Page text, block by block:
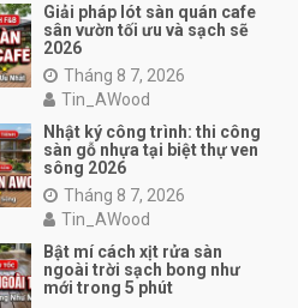
Giải pháp lót sàn quán cafe
sân vườn tối ưu và sạch sẽ
2026
Tháng 8 7, 2026
Tin_AWood
Nhật ký công trình: thi công
sàn gỗ nhựa tại biệt thự ven
sông 2026
Tháng 8 7, 2026
Tin_AWood
Bật mí cách xịt rửa sàn
ngoài trời sạch bong như
mới trong 5 phút